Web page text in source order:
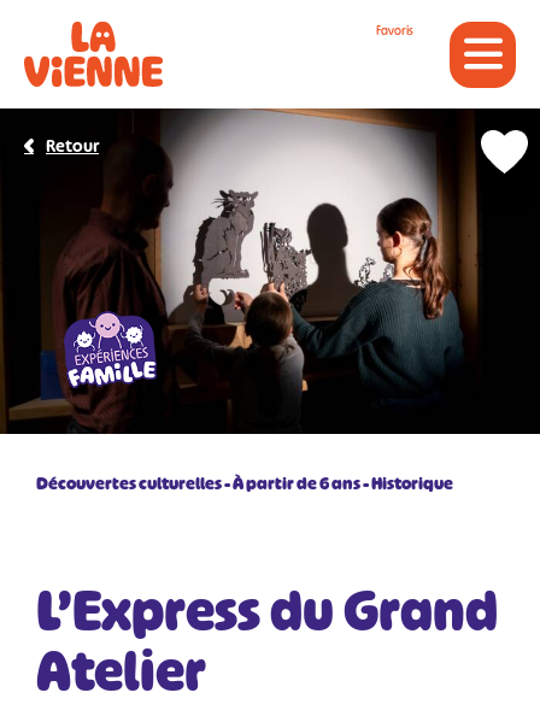
Favoris
Découvertes culturelles À partir de 6 ans Historique
L’Express du Grand
Atelier
Retour